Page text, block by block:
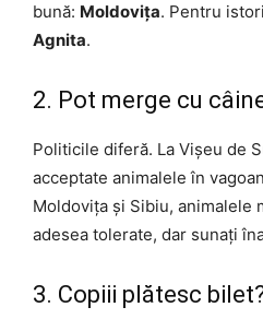
bună: Moldovița. Pentru
Agnita.
2. Pot merge cu
Politicile diferă. La Vișeu de
acceptate animalele în
Moldovița și Sibiu, animalele
adesea tolerate, dar sunați
3. Copiii plătesc